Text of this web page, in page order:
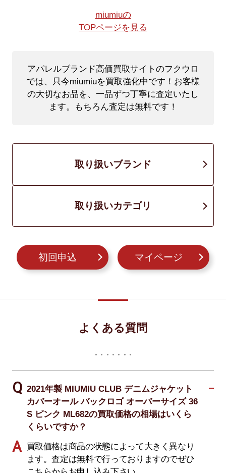
miumiuの
TOPページを見る
アパレルブランド高価買取サイトのフクウロ
では、只今miumiuを買取強化中です！ お客様
の大切なお品を、一品ずつ丁寧に査定いたし
ます。もちろん査定は無料です！
取り扱いブランド
取り扱いカテゴリ
初回申込 マイページ
よくある質問
2021年製 MIUMIU CLUB デニムジャケット
カバーオール バックロゴ オーバーサイズ 36
S ピンク ML682の買取価格の相場はいくら
くらいですか？
買取価格は商品の状態によって大きく異なり
ます。査定は無料で行っておりますのでぜひ